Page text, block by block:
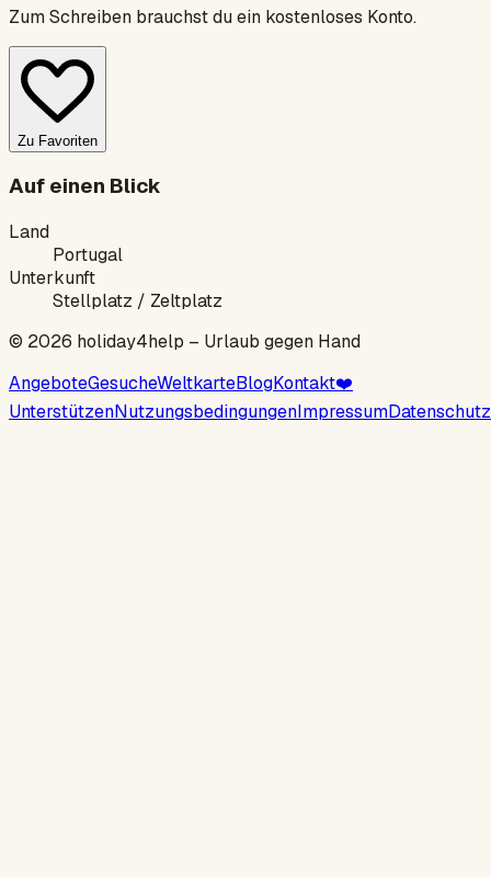
Zum Schreiben brauchst du ein kostenloses Konto.
Zu Favoriten
Auf einen Blick
Land
Portugal
Unterkunft
Stellplatz / Zeltplatz
© 2026 holiday4help – Urlaub gegen Hand
AngeboteGesucheWeltkarteBlogKontakt❤️
UnterstützenNutzungsbedingungenImpressumDatenschutz